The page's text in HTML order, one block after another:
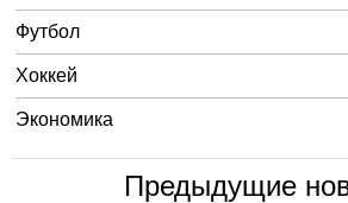
Футбол
Хоккей
Экономика
Предыдущие